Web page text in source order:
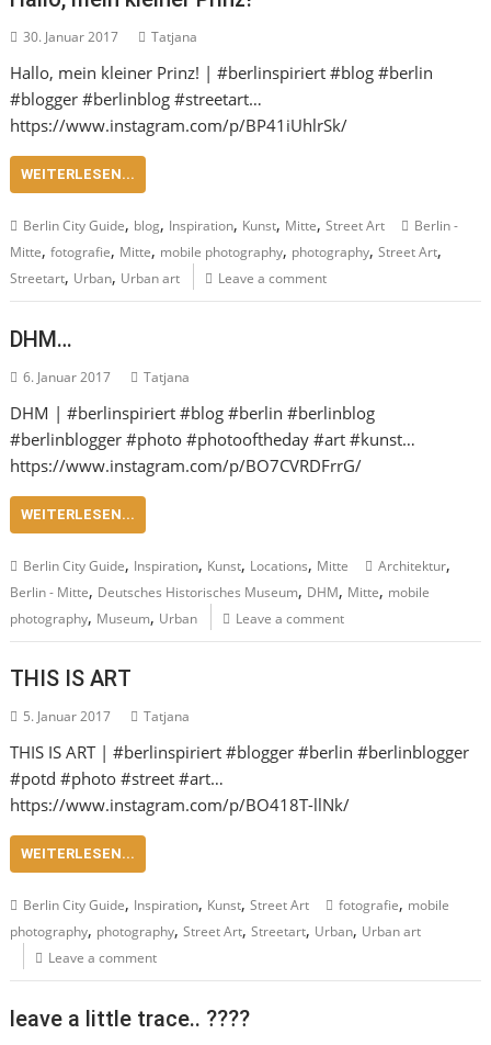
30. Januar 2017 Tatjana
Hallo, mein kleiner Prinz! | #berlinspiriert #blog #berlin
#blogger #berlinblog #streetart…
https://www.instagram.com/p/BP41iUhlrSk/
WEITERLESEN...
Berlin City Guide, blog, Inspiration, Kunst, Mitte,Street Art
Berlin -
Mitte,fotografie, Mitte, mobile photography, photography,Street Art,
Streetart, Urban, Urban art Leave a comment
DHM…
6. Januar 2017 Tatjana
DHM | #berlinspiriert #blog #berlin #berlinblog
#berlinblogger #photo #photooftheday #art #kunst…
https://www.instagram.com/p/BO7CVRDFrrG/
WEITERLESEN...
Berlin City Guide, Inspiration, Kunst, Locations, Mitte Architektur,
Berlin - Mitte, Deutsches Historisches Museum, DHM, Mitte, mobile
photography, Museum, Urban Leave a comment
THIS IS ART
5. Januar 2017 Tatjana
THIS IS ART | #berlinspiriert #blogger #berlin #berlinblogger
#potd #photo #street #art…
https://www.instagram.com/p/BO418T-llNk/
WEITERLESEN...
Berlin City Guide, Inspiration, Kunst,Street Art fotografie, mobile
photography, photography,Street Art,Streetart, Urban, Urban art
Leave a comment
leave a little trace.. ????